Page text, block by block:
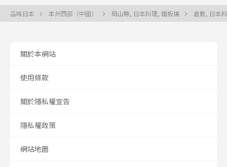
品味日本 本州西部（中國） 岡山縣, 日本料理, 鐵板燒 倉敷, 日本
關於本網站
使用條款
關於隱私權宣告
隱私權政策
網站地圖